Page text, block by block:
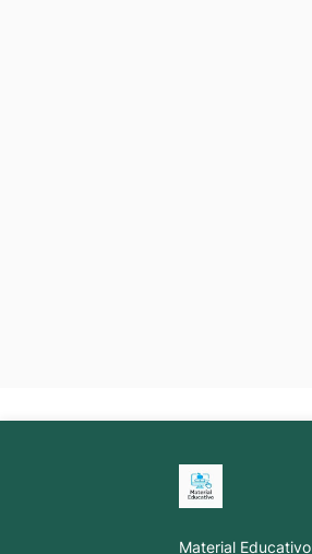
Material Educativo